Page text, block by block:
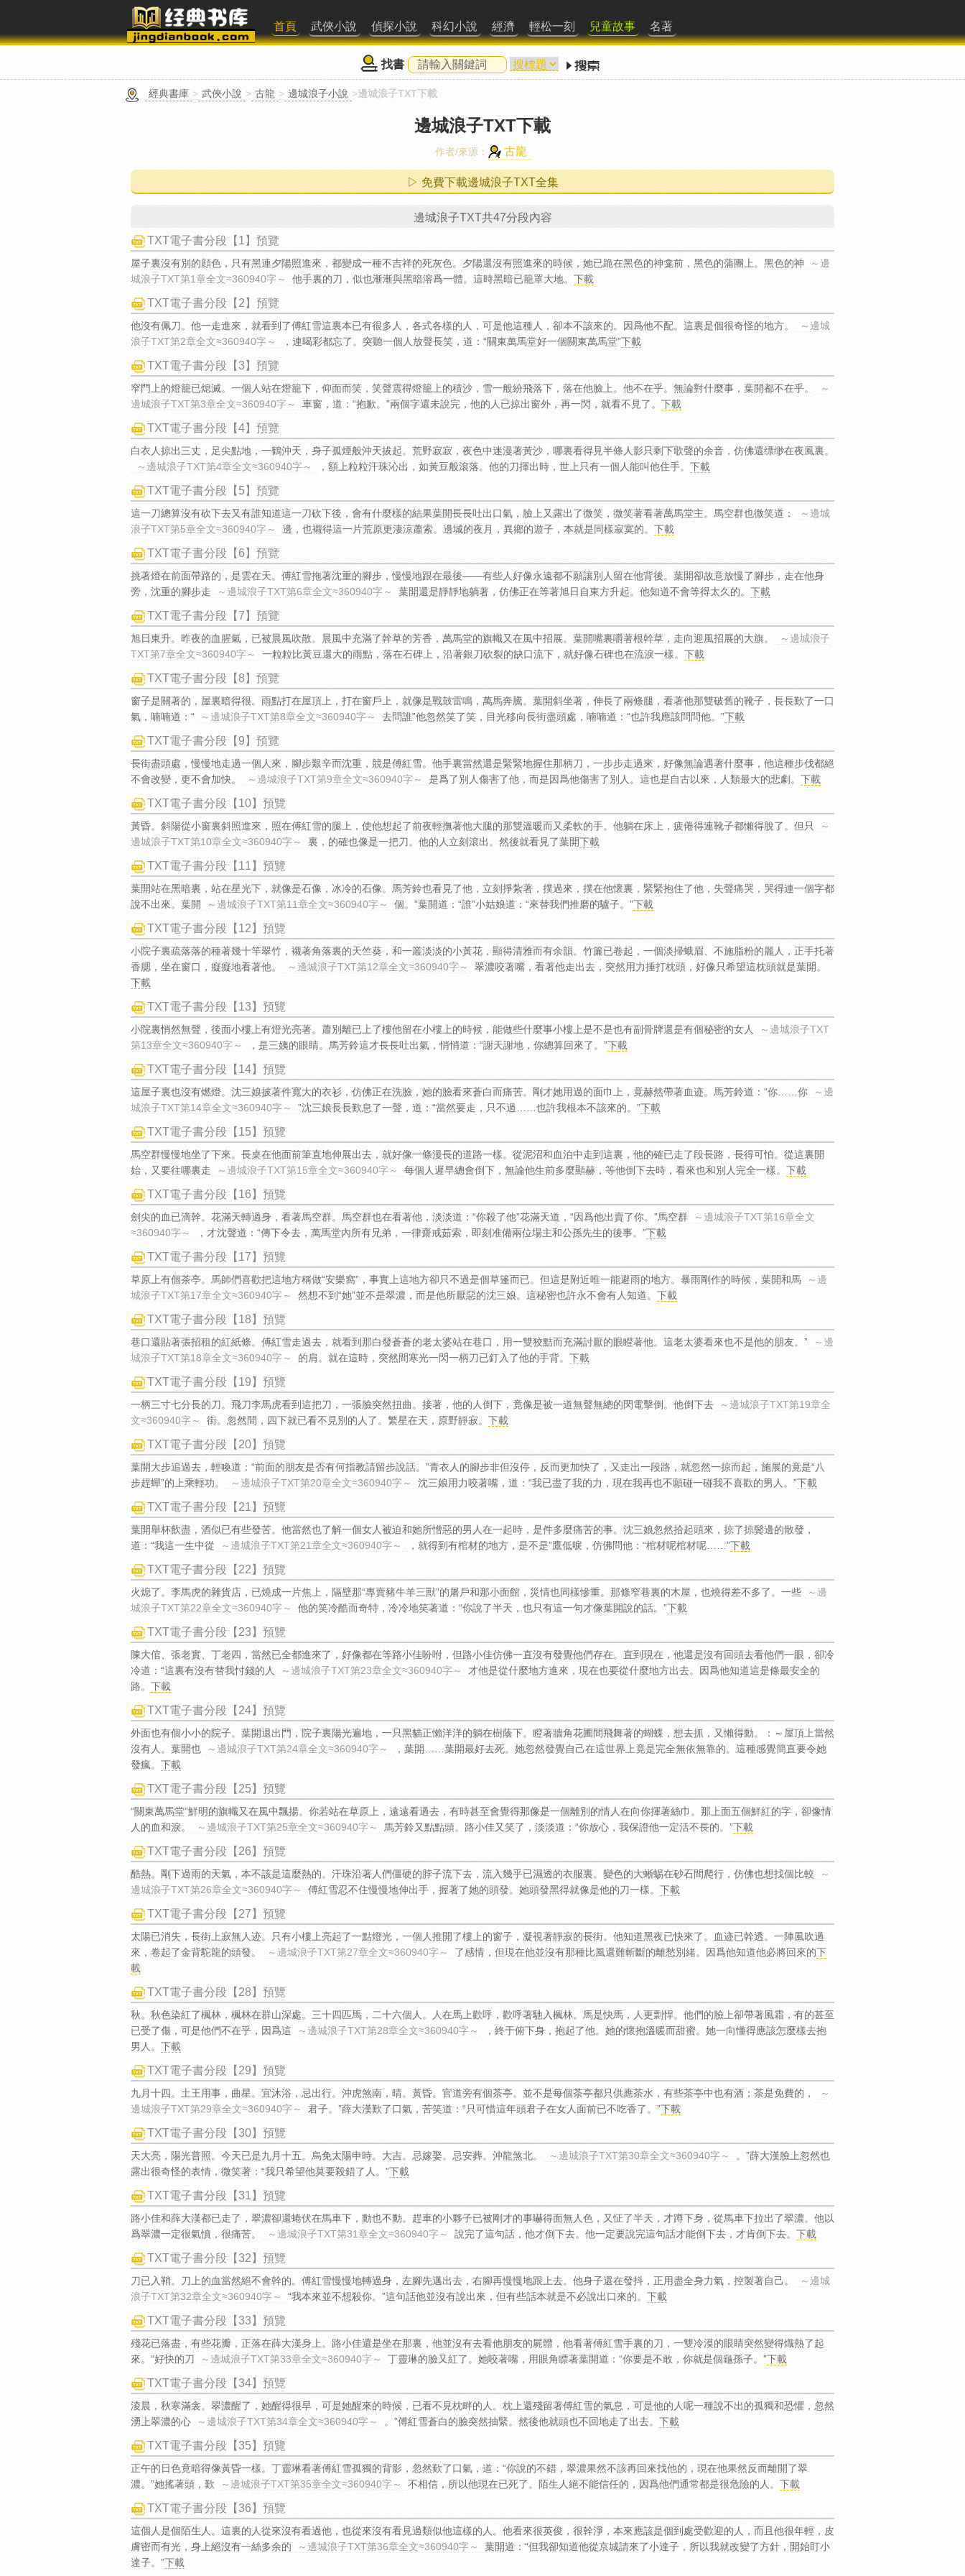
首頁 武俠小說 偵探小說 科幻小說 經濟 輕松一刻 兒童故事 名著
找書
經典書庫 > 武俠小說 > 古龍 > 邊城浪子小說 >邊城浪子TXT下載
邊城浪子TXT下載
作者/來源： 古龍
▷ 免費下載邊城浪子TXT全集
邊城浪子TXT共47分段內容
TXT電子書分段【1】預覽
屋子裏沒有別的顔色，只有黑連夕陽照進來，都變成一種不吉祥的死灰色。夕陽還沒有照進來的時候，她已跪在黑色的神龛前，黑色的蒲團上。黑色的神
～邊
城浪子TXT第1章全文≈360940字～
他手裏的刀，似也漸漸與黑暗溶爲一體。這時黑暗已籠罩大地。 下載
TXT電子書分段【2】預覽
他沒有佩刀。他一走進來，就看到了傅紅雪這裏本已有很多人，各式各樣的人，可是他這種人，卻本不該來的。因爲他不配。這裏是個很奇怪的地方。
～邊城
浪子TXT第2章全文≈360940字～
，連喝彩都忘了。突聽一個人放聲長笑，道：“關東萬馬堂好一個關東萬馬堂”下載
TXT電子書分段【3】預覽
窄門上的燈籠已熄滅。一個人站在燈籠下，仰面而笑，笑聲震得燈籠上的積沙，雪一般紛飛落下，落在他臉上。他不在乎。無論對什麼事，葉開都不在乎。
～
邊城浪子TXT第3章全文≈360940字～
車窗，道：“抱歉。”兩個字還未說完，他的人已掠出窗外，再一閃，就看不見了。 下載
TXT電子書分段【4】預覽
白衣人掠出三丈，足尖點地，一鶴沖天，身子孤煙般沖天拔起。荒野寂寂，夜色中迷漫著黃沙，哪裏看得見半條人影只剩下歌聲的余音，仿佛還缥缈在夜風裏。
～邊城浪子TXT第4章全文≈360940字～
，額上粒粒汗珠沁出，如黃豆般滾落。他的刀揮出時，世上只有一個人能叫他住手。 下載
TXT電子書分段【5】預覽
這一刀總算沒有砍下去又有誰知道這一刀砍下後，會有什麼樣的結果葉開長長吐出口氣，臉上又露出了微笑，微笑著看著萬馬堂主。馬空群也微笑道：
～邊城
浪子TXT第5章全文≈360940字～
邊，也襯得這一片荒原更淒涼蕭索。邊城的夜月，異鄉的遊子，本就是同樣寂寞的。 下載
TXT電子書分段【6】預覽
挑著燈在前面帶路的，是雲在天。傅紅雪拖著沈重的腳步，慢慢地跟在最後——有些人好像永遠都不願讓別人留在他背後。葉開卻故意放慢了腳步，走在他身
旁，沈重的腳步走
～邊城浪子TXT第6章全文≈360940字～ 葉開還是靜靜地躺著，仿佛正在等著旭日自東方升起。他知道不會等得太久的。 下載
TXT電子書分段【7】預覽
旭日東升。昨夜的血腥氣，已被晨風吹散。晨風中充滿了幹草的芳香，萬馬堂的旗幟又在風中招展。葉開嘴裏嚼著根幹草，走向迎風招展的大旗。
～邊城浪子
TXT第7章全文≈360940字～
一粒粒比黃豆還大的雨點，落在石碑上，沿著銀刀砍裂的缺口流下，就好像石碑也在流淚一樣。 下載
TXT電子書分段【8】預覽
窗子是關著的，屋裏暗得很。雨點打在屋頂上，打在窗戶上，就像是戰鼓雷鳴，萬馬奔騰。葉開斜坐著，伸長了兩條腿，看著他那雙破舊的靴子，長長歎了一口
氣，喃喃道：“
～邊城浪子TXT第8章全文≈360940字～ 去問誰”他忽然笑了笑，目光移向長街盡頭處，喃喃道：“也許我應該問問他。”下載
TXT電子書分段【9】預覽
長街盡頭處，慢慢地走過一個人來，腳步艱辛而沈重，競是傅紅雪。他手裏當然還是緊緊地握住那柄刀，一步步走過來，好像無論遇著什麼事，他這種步伐都絕
不會改變，更不會加快。
～邊城浪子TXT第9章全文≈360940字～ 是爲了別人傷害了他，而是因爲他傷害了別人。這也是自古以來，人類最大的悲劇。 下載
TXT電子書分段【10】預覽
黃昏。斜陽從小窗裏斜照進來，照在傅紅雪的腿上，使他想起了前夜輕撫著他大腿的那雙溫暖而又柔軟的手。他躺在床上，疲倦得連靴子都懶得脫了。但只
～
邊城浪子TXT第10章全文≈360940字～
裏，的確也像是一把刀。他的人立刻滾出。然後就看見了葉開下載
TXT電子書分段【11】預覽
葉開站在黑暗裏，站在星光下，就像是石像，冰冷的石像。馬芳鈴也看見了他，立刻掙紮著，撲過來，撲在他懷裏，緊緊抱住了他，失聲痛哭，哭得連一個字都
說不出來。葉開
～邊城浪子TXT第11章全文≈360940字～ 個。”葉開道：“誰”小姑娘道：“來替我們推磨的驢子。”下載
TXT電子書分段【12】預覽
小院子裏疏落落的種著幾十竿翠竹，襯著角落裏的天竺葵，和一叢淡淡的小黃花，顯得清雅而有余韻。竹簾已卷起，一個淡掃蛾眉、不施脂粉的麗人，正手托著
香腮，坐在窗口，癡癡地看著他。
～邊城浪子TXT第12章全文≈360940字～
翠濃咬著嘴，看著他走出去，突然用力捶打枕頭，好像只希望這枕頭就是葉開。
下載
TXT電子書分段【13】預覽
小院裏悄然無聲，後面小樓上有燈光亮著。蕭別離已上了樓他留在小樓上的時候，能做些什麼事小樓上是不是也有副骨牌還是有個秘密的女人
～邊城浪子TXT
第13章全文≈360940字～
，是三姨的眼睛。馬芳鈴這才長長吐出氣，悄悄道：“謝天謝地，你總算回來了。”下載
TXT電子書分段【14】預覽
這屋子裏也沒有燃燈。沈三娘披著件寬大的衣衫，仿佛正在洗臉，她的臉看來蒼白而痛苦。剛才她用過的面巾上，竟赫然帶著血迹。馬芳鈴道：“你……你
～邊
城浪子TXT第14章全文≈360940字～
”沈三娘長長歎息了一聲，道：“當然要走，只不過……也許我根本不該來的。”下載
TXT電子書分段【15】預覽
馬空群慢慢地坐了下來。長桌在他面前筆直地伸展出去，就好像一條漫長的道路一樣。從泥沼和血泊中走到這裏，他的確已走了段長路，長得可怕。從這裏開
始，又要往哪裏走
～邊城浪子TXT第15章全文≈360940字～ 每個人遲早總會倒下，無論他生前多麼顯赫，等他倒下去時，看來也和別人完全一樣。 下載
TXT電子書分段【16】預覽
劍尖的血已滴幹。花滿天轉過身，看著馬空群。馬空群也在看著他，淡淡道：“你殺了他”花滿天道，“因爲他出賣了你。”馬空群
～邊城浪子TXT第16章全文
≈360940字～
，才沈聲道：“傳下令去，萬馬堂內所有兄弟，一律齋戒茹索，即刻准備兩位場主和公孫先生的後事。”下載
TXT電子書分段【17】預覽
草原上有個茶亭。馬師們喜歡把這地方稱做“安樂窩”，事實上這地方卻只不過是個草篷而已。但這是附近唯一能避雨的地方。暴雨剛作的時候，葉開和馬
～邊
城浪子TXT第17章全文≈360940字～
然想不到“她”並不是翠濃，而是他所厭惡的沈三娘。這秘密也許永不會有人知道。 下載
TXT電子書分段【18】預覽
巷口還貼著張招租的紅紙條。傅紅雪走過去，就看到那白發蒼蒼的老太婆站在巷口，用一雙狡黠而充滿討厭的眼瞪著他。這老太婆看來也不是他的朋友。”
～邊
城浪子TXT第18章全文≈360940字～
的肩。就在這時，突然間寒光一閃一柄刀已釘入了他的手背。 下載
TXT電子書分段【19】預覽
一柄三寸七分長的刀。飛刀李馬虎看到這把刀，一張臉突然扭曲。接著，他的人倒下，竟像是被一道無聲無總的閃電擊倒。他倒下去
～邊城浪子TXT第19章全
文≈360940字～
街。忽然間，四下就已看不見別的人了。繁星在天，原野靜寂。 下載
TXT電子書分段【20】預覽
葉開大步追過去，輕喚道：“前面的朋友是否有何指教請留步說話。”青衣人的腳步非但沒停，反而更加快了，又走出一段路，就忽然一掠而起，施展的竟是“八
步趕蟬”的上乘輕功。
～邊城浪子TXT第20章全文≈360940字～ 沈三娘用力咬著嘴，道：“我已盡了我的力，現在我再也不願碰一碰我不喜歡的男人。”下載
TXT電子書分段【21】預覽
葉開舉杯飲盡，酒似已有些發苦。他當然也了解一個女人被迫和她所憎惡的男人在一起時，是件多麼痛苦的事。沈三娘忽然拾起頭來，掠了掠鬓邊的散發，
道：“我這一生中從
～邊城浪子TXT第21章全文≈360940字～ ，就得到有棺材的地方，是不是”鷹低唳，仿佛問他：“棺材呢棺材呢……”下載
TXT電子書分段【22】預覽
火熄了。李馬虎的雜貨店，已燒成一片焦上，隔壁那“專賣豬牛羊三獸”的屠戶和那小面館，災情也同樣慘重。那條窄巷裏的木屋，也燒得差不多了。一些
～邊
城浪子TXT第22章全文≈360940字～
他的笑冷酷而奇特，冷冷地笑著道：“你說了半天，也只有這一句才像葉開說的話。”下載
TXT電子書分段【23】預覽
陳大倌、張老實、丁老四，當然已全都進來了，好像都在等路小佳吩咐，但路小佳仿佛一直沒有發覺他們存在。直到現在，他還是沒有回頭去看他們一眼，卻冷
冷道：“這裏有沒有替我忖錢的人
～邊城浪子TXT第23章全文≈360940字～
才他是從什麼地方進來，現在也要從什麼地方出去。因爲他知道這是條最安全的
路。 下載
TXT電子書分段【24】預覽
外面也有個小小的院子。葉開退出門，院子裏陽光遍地，一只黑貓正懶洋洋的躺在樹蔭下。瞪著牆角花圃間飛舞著的蝴蝶，想去抓，又懶得動。：～屋頂上當然
沒有人。葉開也
～邊城浪子TXT第24章全文≈360940字～
，葉開……葉開最好去死。她忽然發覺自己在這世界上竟是完全無依無靠的。這種感覺簡直要令她
發瘋。 下載
TXT電子書分段【25】預覽
“關東萬馬堂”鮮明的旗幟又在風中飄揚。你若站在草原上，遠遠看過去，有時甚至會覺得那像是一個離別的情人在向你揮著絲巾。那上面五個鮮紅的字，卻像情
人的血和淚。
～邊城浪子TXT第25章全文≈360940字～ 馬芳鈴又點點頭。路小佳又笑了，淡淡道：“你放心，我保證他一定活不長的。”下載
TXT電子書分段【26】預覽
酷熱。剛下過雨的天氣，本不該是這麼熱的。汗珠沿著人們僵硬的脖子流下去，流入幾乎已濕透的衣服裏。變色的大蜥蜴在砂石間爬行，仿佛也想找個比較
～
邊城浪子TXT第26章全文≈360940字～
傅紅雪忍不住慢慢地伸出手，握著了她的頭發。她頭發黑得就像是他的刀一樣。 下載
TXT電子書分段【27】預覽
太陽已消失，長街上寂無人迹。只有小樓上亮起了一點燈光，一個人推開了樓上的窗子，凝視著靜寂的長街。他知道黑夜已快來了。血迹已幹透。一陣風吹過
來，卷起了金背駝龍的頭發。
～邊城浪子TXT第27章全文≈360940字～ 了感情，但現在他並沒有那種比風還難斬斷的離愁別緒。因爲他知道他必將回來的下
載
TXT電子書分段【28】預覽
秋。秋色染紅了楓林，楓林在群山深處。三十四匹馬，二十六個人。人在馬上歡呼，歡呼著馳入楓林。馬是快馬，人更剽悍。他們的臉上卻帶著風霜，有的甚至
已受了傷，可是他們不在乎，因爲這
～邊城浪子TXT第28章全文≈360940字～
，終于俯下身，抱起了他。她的懷抱溫暖而甜蜜。她一向懂得應該怎麼樣去抱
男人。 下載
TXT電子書分段【29】預覽
九月十四。土王用事，曲星。宜沐浴，忌出行。沖虎煞南，晴。黃昏。官道旁有個茶亭。並不是每個茶亭都只供應茶水，有些茶亭中也有酒；茶是免費的，
～
邊城浪子TXT第29章全文≈360940字～
君子。”薛大漢歎了口氣，苦笑道：“只可惜這年頭君子在女人面前已不吃香了。”下載
TXT電子書分段【30】預覽
天大亮，陽光普照。今天已是九月十五。烏免太陽申時。大吉。忌嫁娶。忌安葬。沖龍煞北。 ～邊城浪子TXT第30章全文≈360940字～
。”薛大漢臉上忽然也
露出很奇怪的表情，微笑著：“我只希望他莫要殺錯了人。”下載
TXT電子書分段【31】預覽
路小佳和薛大漢都已走了，翠濃卻還蜷伏在馬車下，動也不動。趕車的小夥子已被剛才的事嚇得面無人色，又怔了半天，才蹲下身，從馬車下拉出了翠濃。他以
爲翠濃一定很氣憤，很痛苦。
～邊城浪子TXT第31章全文≈360940字～ 說完了這句話，他才倒下去。他一定要說完這句話才能倒下去，才肯倒下去。 下載
TXT電子書分段【32】預覽
刀已入鞘。刀上的血當然絕不會幹的。傅紅雪慢慢地轉過身，左腳先邁出去，右腳再慢慢地跟上去。他身子還在發抖，正用盡全身力氣，控製著自己。
～邊城
浪子TXT第32章全文≈360940字～
“我本來並不想殺你。”這句話他並沒有說出來，但有些話本就是不必說出口來的。 下載
TXT電子書分段【33】預覽
殘花已落盡，有些花瓣，正落在薛大漢身上。路小佳還是坐在那裏，他並沒有去看他朋友的屍體，他看著傅紅雪手裏的刀，一雙冷漠的眼睛突然變得熾熱了起
來。“好快的刀
～邊城浪子TXT第33章全文≈360940字～ 丁靈琳的臉又紅了。她咬著嘴，用眼角瞟著葉開道：“你要是不敢，你就是個龜孫子。”下載
TXT電子書分段【34】預覽
淩晨，秋寒滿衾。翠濃醒了，她醒得很早，可是她醒來的時候，已看不見枕畔的人。枕上還殘留著傅紅雪的氣息，可是他的人呢一種說不出的孤獨和恐懼，忽然
湧上翠濃的心
～邊城浪子TXT第34章全文≈360940字～ 。”傅紅雪蒼白的臉突然抽緊。然後他就頭也不回地走了出去。 下載
TXT電子書分段【35】預覽
正午的日色竟暗得像黃昏一樣。丁靈琳看著傅紅雪孤獨的背影，忽然歎了口氣，道：“你說的不錯，翠濃果然不該再回來找他的，現在他果然反而離開了翠
濃。”她搖著頭，歎
～邊城浪子TXT第35章全文≈360940字～ 不相信，所以他現在已死了。陌生人絕不能信任的，因爲他們通常都是很危險的人。 下載
TXT電子書分段【36】預覽
這個人是個陌生人。這裏的人從來沒有看過他，也從來沒有看見過類似他這樣的人。他看來很英俊，很幹淨，本來應該是個到處受歡迎的人，而且他很年輕，皮
膚密而有光，身上絕沒有一絲多余的
～邊城浪子TXT第36章全文≈360940字～
葉開道：“但我卻知道他從京城請來了小達子，所以我就改變了方針，開始盯小
達子。”下載